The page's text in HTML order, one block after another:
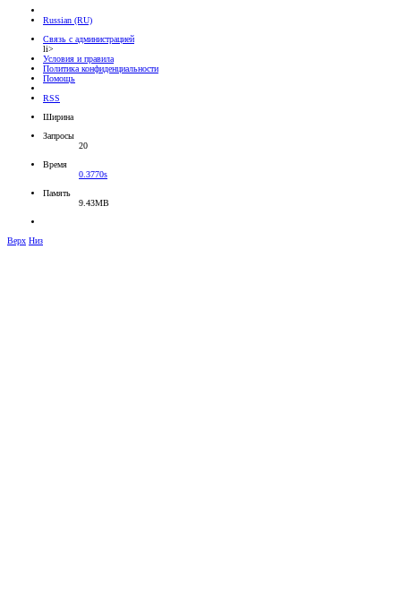
Russian (RU)
Связь с администрацией
li>
Условия и правила
Политика конфиденциальности
Помощь
RSS
Ширина
Запросы
20
Время
0.3770s
Память
9.43MB
Верх Низ